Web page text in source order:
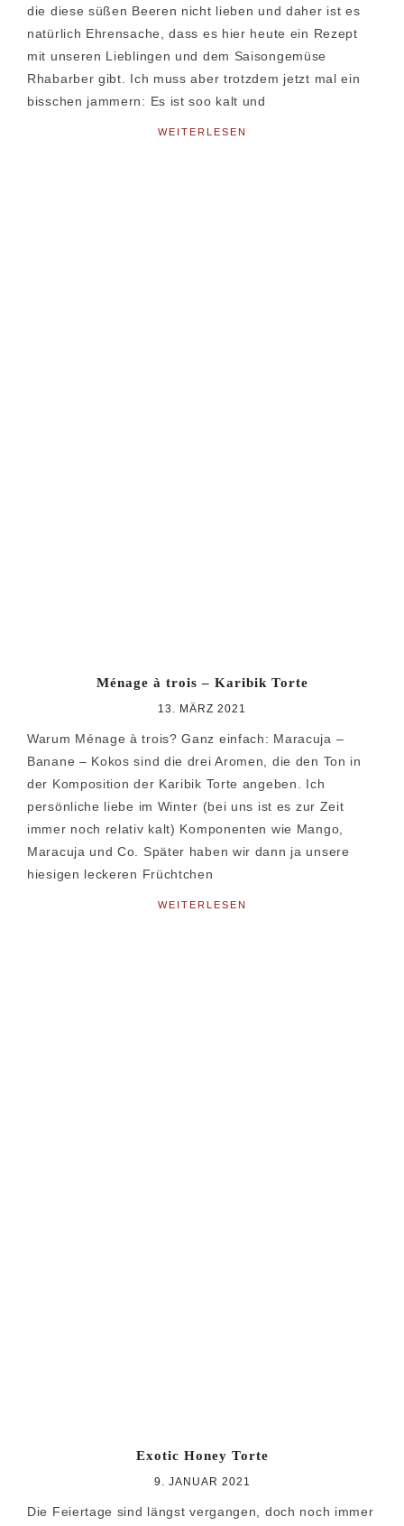
die diese süßen Beeren nicht lieben und daher ist es
natürlich Ehrensache, dass es hier heute ein Rezept
mit unseren Lieblingen und dem Saisongemüse
Rhabarber gibt. Ich muss aber trotzdem jetzt mal ein
bisschen jammern: Es ist soo kalt und
WEITERLESEN
Ménage à trois – Karibik Torte
13. MÄRZ 2021
Warum Ménage à trois? Ganz einfach: Maracuja –
Banane – Kokos sind die drei Aromen, die den Ton in
der Komposition der Karibik Torte angeben. Ich
persönliche liebe im Winter (bei uns ist es zur Zeit
immer noch relativ kalt) Komponenten wie Mango,
Maracuja und Co. Später haben wir dann ja unsere
hiesigen leckeren Früchtchen
WEITERLESEN
Exotic Honey Torte
9. JANUAR 2021
Die Feiertage sind längst vergangen, doch noch immer